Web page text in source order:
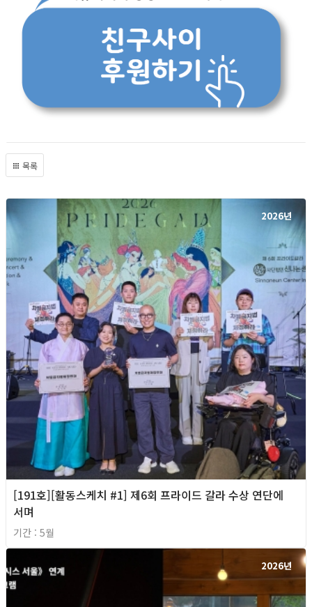
목록
2026년
[191호][활동스케치 #1] 제6회 프라이드 갈라 수상 연단에
서며
기간 : 5월
2026년